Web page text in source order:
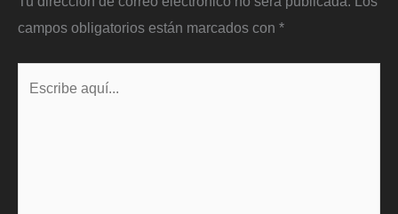
campos obligatorios están marcados con *